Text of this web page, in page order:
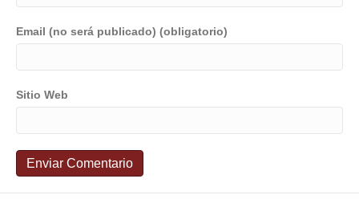
Email (no será publicado) (obligatorio)
Sitio Web